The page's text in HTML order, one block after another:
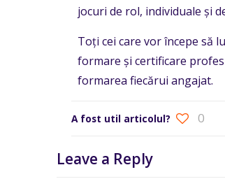
jocuri de rol, individuale și
Toți cei care vor începe să
formare și certificare
formarea fiecărui angajat.
A fost util articolul? 0
Leave a Reply